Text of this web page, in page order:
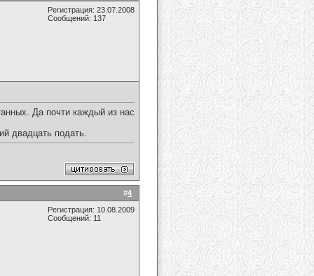
Регистрация: 23.07.2008
Сообщений: 137
Да почти каждый из нас
двадцать подать.
#4
Регистрация: 10.08.2009
Сообщений: 11